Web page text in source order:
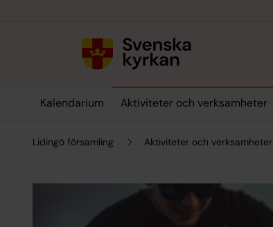
Kalendarium Aktiviteter och verksamheter
Lidingö församling Aktiviteter och verksamheter